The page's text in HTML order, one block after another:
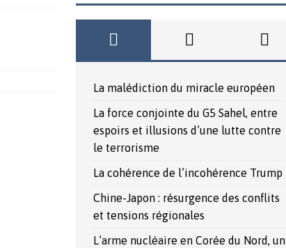
La malédiction du miracle européen
La force conjointe du G5 Sahel, entre
espoirs et illusions d’une lutte contre
le terrorisme
La cohérence de l’incohérence Trump
Chine-Japon : résurgence des conflits
et tensions régionales
L’arme nucléaire en Corée du Nord, un